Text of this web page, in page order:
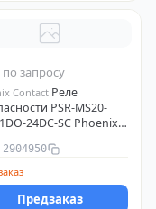
запросу
Contact Реле
PSR-MS20-
24DC-SC Phoenix
Предзаказ